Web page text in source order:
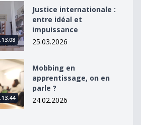
: entre idéal et impuissance
Justice internationale :
entre idéal et
impuissance
25.03.2026
on en parle ?
Mobbing en
apprentissage, on en
parle ?
24.02.2026